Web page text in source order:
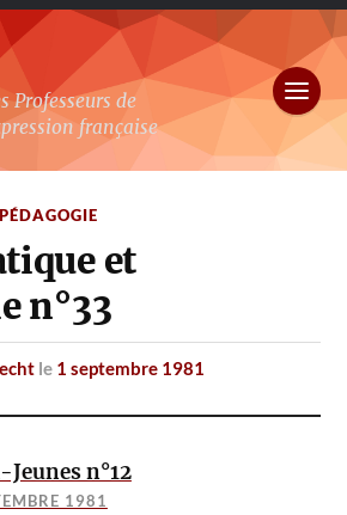
Professeurs de
française
et
n°33
le 1 septembre 1981
n°12
1981